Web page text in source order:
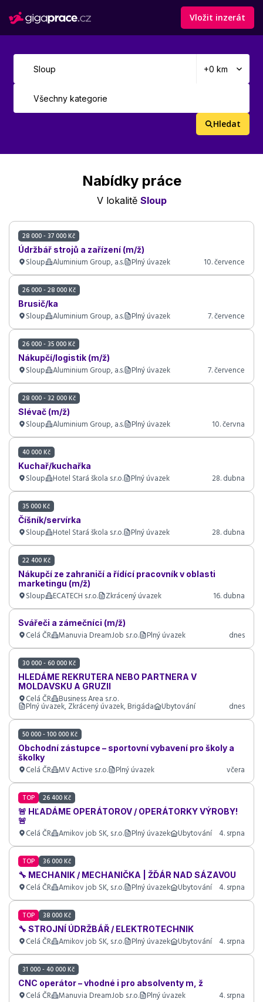
Vložit inzerát
Hledat
Nabídky práce
V lokalitě Sloup
28 000 - 37 000 Kč
Údržbář strojů a zařízení (m/ž)
Sloup Aluminium Group, a.s. Plný úvazek 10. července
26 000 - 28 000 Kč
Brusič/ka
Sloup Aluminium Group, a.s. Plný úvazek 7. července
26 000 - 35 000 Kč
Nákupčí/logistik (m/ž)
Sloup Aluminium Group, a.s. Plný úvazek 7. července
28 000 - 32 000 Kč
Slévač (m/ž)
Sloup Aluminium Group, a.s. Plný úvazek 10. června
40 000 Kč
Kuchař/kuchařka
Sloup Hotel Stará škola s.r.o. Plný úvazek 28. dubna
35 000 Kč
Číšník/servírka
Sloup Hotel Stará škola s.r.o. Plný úvazek 28. dubna
22 400 Kč
Nákupčí ze zahraničí a řídící pracovník v oblasti
marketingu (m/ž)
Sloup ECATECH s.r.o. Zkrácený úvazek 16. dubna
Svářeči a zámečníci (m/ž)
Celá ČR Manuvia DreamJob s.r.o. Plný úvazek dnes
30 000 - 60 000 Kč
HLEDÁME REKRUTERA NEBO PARTNERA V
MOLDAVSKU A GRUZII
Celá ČR Business Area s.r.o.
Plný úvazek, Zkrácený úvazek, Brigáda Ubytování dnes
50 000 - 100 000 Kč
Obchodní zástupce – sportovní vybavení pro školy a
školky
Celá ČR MV Active s.r.o. Plný úvazek včera
TOP 26 400 Kč
🚨 HĽADÁME OPERÁTOROV / OPERÁTORKY VÝROBY!
🚨
Celá ČR Amikov job SK, s.r.o. Plný úvazek Ubytování 4. srpna
TOP 36 000 Kč
🔧 MECHANIK / MECHANIČKA | ŽĎÁR NAD SÁZAVOU
Celá ČR Amikov job SK, s.r.o. Plný úvazek Ubytování 4. srpna
TOP 38 000 Kč
🔧 STROJNÍ ÚDRŽBÁŘ / ELEKTROTECHNIK
Celá ČR Amikov job SK, s.r.o. Plný úvazek Ubytování 4. srpna
31 000 - 40 000 Kč
CNC operátor – vhodné i pro absolventy m, ž
Celá ČR Manuvia DreamJob s.r.o. Plný úvazek 4. srpna